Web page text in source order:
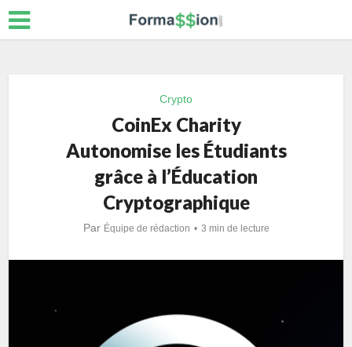
Crypto
CoinEx Charity
Autonomise les Étudiants
grâce à l’Éducation
Cryptographique
Par Équipe de rédaction 3 min de lecture